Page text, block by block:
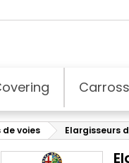
de voies Elargisseurs